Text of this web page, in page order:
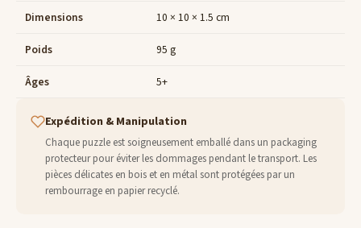
Dimensions 10 × 10 × 1.5 cm
Poids 95 g
Âges 5+
Expédition & Manipulation
Chaque puzzle est soigneusement emballé dans un packaging
protecteur pour éviter les dommages pendant le transport. Les
pièces délicates en bois et en métal sont protégées par un
rembourrage en papier recyclé.